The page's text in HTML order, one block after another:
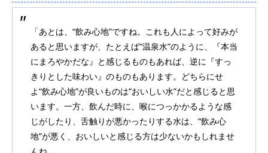
「あとは、“飲み心地”ですね。これも人によって好みが
あると思いますが、たとえば“温泉水”のように、『本当
にまろやかだな』と感じるものもあれば、逆に『すっ
きりとした味わい』のものもあります。どちらにせ
よ“飲み心地”が良いものは“おいしい水”だと感じると思
います。一方、飲んだ時に、喉につっかかるような感
じがしたり、舌触りが悪かったりする水は、“飲み心
地”が悪く、おいしいと感じる方は少ないかもしれませ